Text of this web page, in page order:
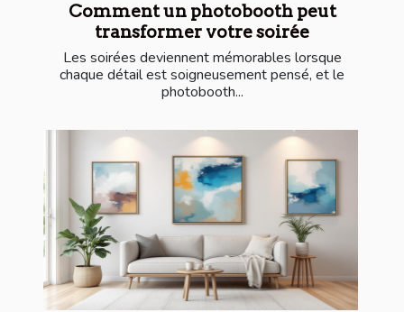
Comment un photobooth peut
transformer votre soirée
Les soirées deviennent mémorables lorsque
chaque détail est soigneusement pensé, et le
photobooth...